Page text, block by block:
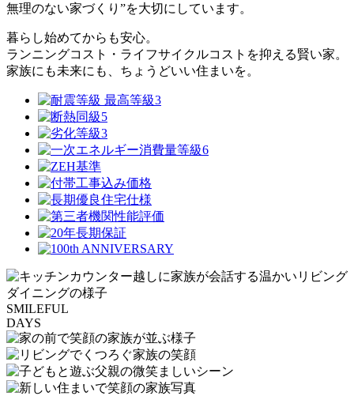
無理のない家づくり”を大切にしています。
暮らし始めてからも安心。
ランニングコスト・ライフサイクルコストを抑える賢い家。
家族にも未来にも、ちょうどいい住まいを。
SMILEFUL
DAYS